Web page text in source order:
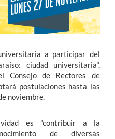
a participar del
ciudad universitaria",
Consejo de Rectores de
postulaciones hasta las
noviembre.
es "contribuir a la
de diversas